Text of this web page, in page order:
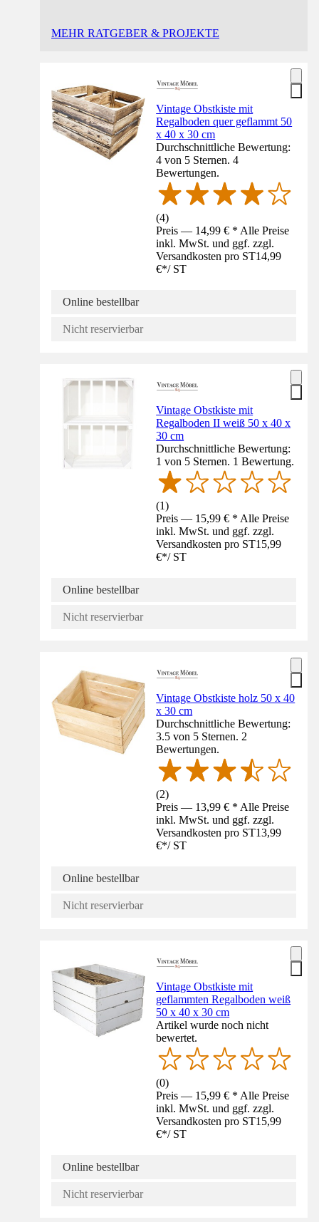
MEHR RATGEBER & PROJEKTE
Vintage Obstkiste mit
Regalboden quer geflammt 50
x 40 x 30 cm
Durchschnittliche Bewertung:
4 von 5 Sternen. 4
Bewertungen.
(4)
Preis — 14,99 € * Alle Preise
inkl. MwSt. und ggf. zzgl.
Versandkosten pro ST14,99
€*/ ST
Online bestellbar
Nicht reservierbar
Vintage Obstkiste mit
Regalboden II weiß 50 x 40 x
30 cm
Durchschnittliche Bewertung:
1 von 5 Sternen. 1 Bewertung.
(1)
Preis — 15,99 € * Alle Preise
inkl. MwSt. und ggf. zzgl.
Versandkosten pro ST15,99
€*/ ST
Online bestellbar
Nicht reservierbar
Vintage Obstkiste holz 50 x 40
x 30 cm
Durchschnittliche Bewertung:
3.5 von 5 Sternen. 2
Bewertungen.
(2)
Preis — 13,99 € * Alle Preise
inkl. MwSt. und ggf. zzgl.
Versandkosten pro ST13,99
€*/ ST
Online bestellbar
Nicht reservierbar
Vintage Obstkiste mit
geflammten Regalboden weiß
50 x 40 x 30 cm
Artikel wurde noch nicht
bewertet.
(0)
Preis — 15,99 € * Alle Preise
inkl. MwSt. und ggf. zzgl.
Versandkosten pro ST15,99
€*/ ST
Online bestellbar
Nicht reservierbar